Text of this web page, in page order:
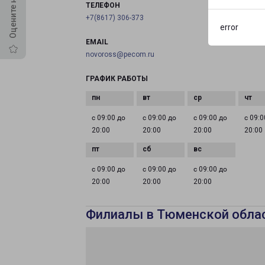
error
ТЕЛЕФОН
+7(8617) 306-373
EMAIL
novoross@pecom.ru
ГРАФИК РАБОТЫ
с 09:00 до
20:00
с 09:00 до
20:00
с 09:00 до
20:00
с
20:00
с 09:00 до
20:00
с 09:00 до
20:00
с 09:00 до
20:00
Филиалы в Тюменской